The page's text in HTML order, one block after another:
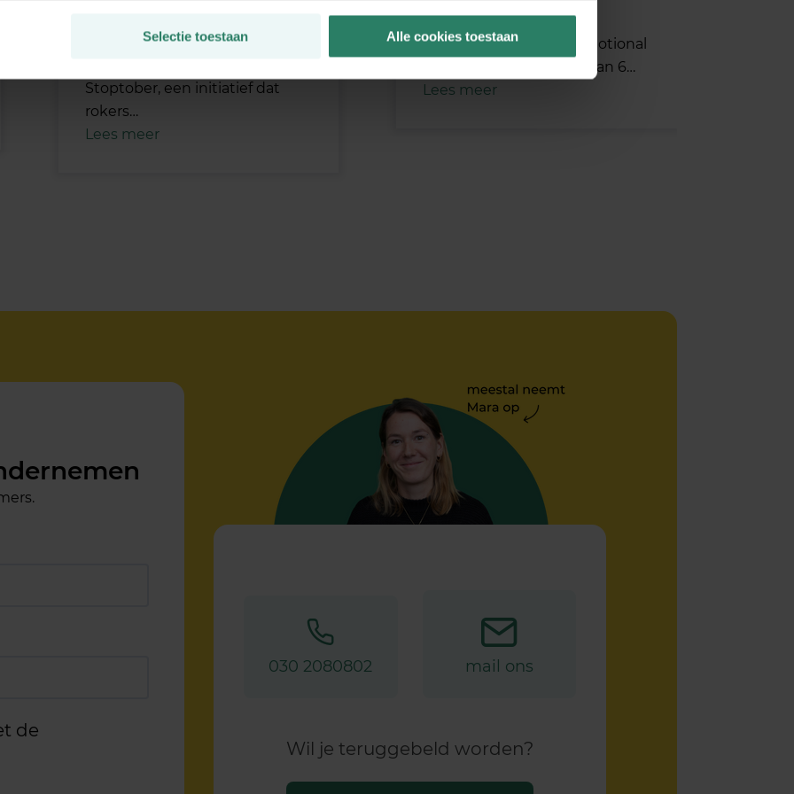
Selectie toestaan Alle cookies toestaan
1 oktober 2024
Stoptober, een initiatief dat
rokers…
Lees meer
7 augustus 2024
De masterclass EFT - Emotional
Freedom Techniques – van 6…
Lees meer
de
030 2080802 mail ons
Wil je teruggebeld worden?